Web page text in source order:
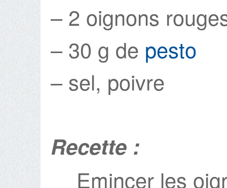
– 2 oignons
– 30 g de pesto
– sel, poivre
Recette :
Emincer les